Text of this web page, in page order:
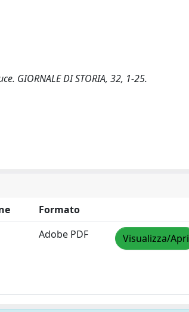
GIORNALE DI STORIA, 32, 1-25.
Formato
Adobe PDF Visualizza/Apri